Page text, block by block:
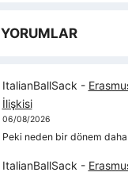
ItalianBallSack -
İlişkisi
06/08/2026
Peki neden bir dönem
ItalianBallSack -